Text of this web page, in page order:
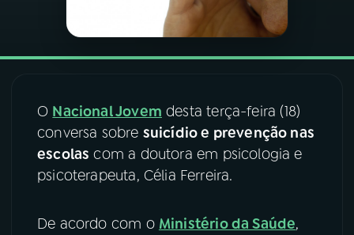
06VIDEOCASTS
07ÚLTIMAS
08FESTIVAL DE MÚSICA
O Nacional Jovem desta terça-feira (18)
conversa sobre suicídio e prevenção nas
escolas com a doutora em psicologia e
psicoterapeuta, Célia Ferreira.
De acordo com o Ministério da Saúde,